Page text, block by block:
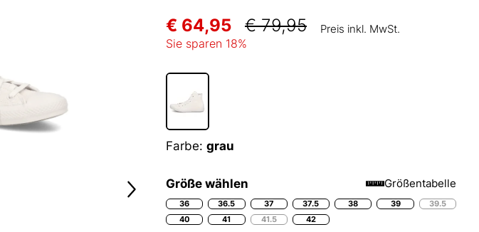
€ 64,95 € 79,95 Preis inkl. MwSt.
Sie sparen 18%
Farbe: grau
Größe wählen Größentabelle
36 36.5 37 37.5 38 39
39.5
40
41 41.5 42